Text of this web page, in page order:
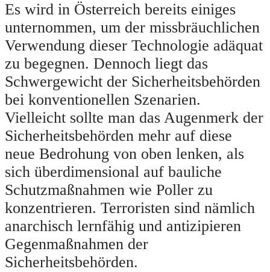
Es wird in Österreich bereits einiges
unternommen, um der missbräuchlichen
Verwendung dieser Technologie adäquat
zu begegnen. Dennoch liegt das
Schwergewicht der Sicherheitsbehörden
bei konventionellen Szenarien.
Vielleicht sollte man das Augenmerk der
Sicherheitsbehörden mehr auf diese
neue Bedrohung von oben lenken, als
sich überdimensional auf bauliche
Schutzmaßnahmen wie Poller zu
konzentrieren. Terroristen sind nämlich
anarchisch lernfähig und antizipieren
Gegenmaßnahmen der
Sicherheitsbehörden.